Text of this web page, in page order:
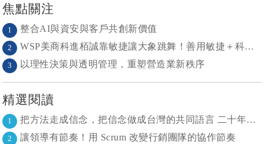
焦點關注
1 整合AI與資安與客戶共創新價值
2 WSP美商科進栢誠靠敏捷讓大象跳舞！善用敏捷＋科技力， 大型工程也能快速迭代
3 以理性決策與透明管理，重塑營造業新秩序
精選閱讀
1 把方法走成信念，把信念做成台灣的共同語言 二十年志業，陪伴台灣走過專案管理與敏捷轉型
2 讓領導有節奏！用 Scrum 改變行銷團隊的協作節奏